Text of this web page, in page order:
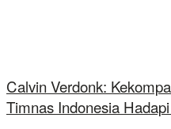
Calvin Verdonk:
Timnas Indonesia